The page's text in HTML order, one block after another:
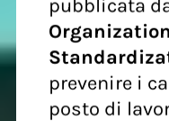
pubblicata
prevenire i
posto di